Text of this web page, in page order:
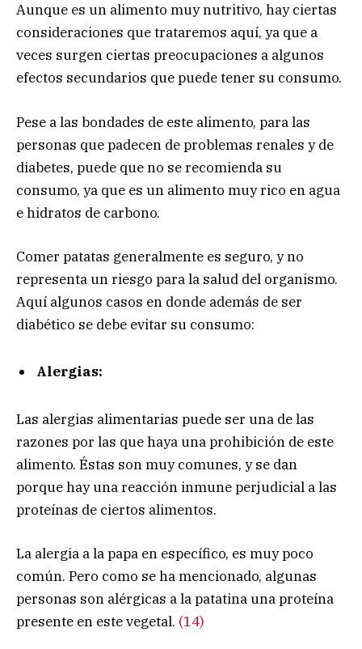
Aunque es un alimento muy nutritivo, hay ciertas
consideraciones que trataremos aquí, ya que a
veces surgen ciertas preocupaciones a algunos
efectos secundarios que puede tener su consumo.
Pese a las bondades de este alimento, para las
personas que padecen de problemas renales y de
diabetes, puede que no se recomienda su
consumo, ya que es un alimento muy rico en agua
e hidratos de carbono.
Comer patatas generalmente es seguro, y no
representa un riesgo para la salud del organismo.
Aquí algunos casos en donde además de ser
diabético se debe evitar su consumo:
Alergias:
Las alergias alimentarias puede ser una de las
razones por las que haya una prohibición de este
alimento. Éstas son muy comunes, y se dan
porque hay una reacción inmune perjudicial a las
proteínas de ciertos alimentos.
La alergia a la papa en específico, es muy poco
común. Pero como se ha mencionado, algunas
personas son alérgicas a la patatina una proteína
presente en este vegetal. (14)